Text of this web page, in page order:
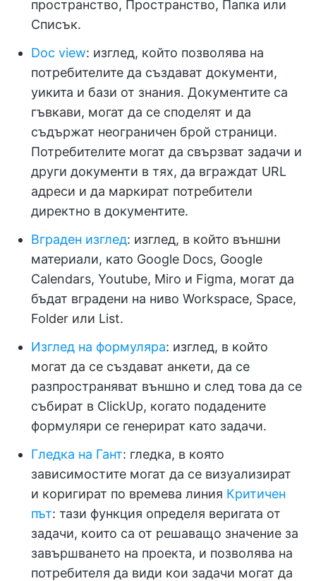
пространство, Пространство, Папка или
Списък.
Doc view: изглед, който позволява на
потребителите да създават документи,
уикита и бази от знания. Документите са
гъвкави, могат да се споделят и да
съдържат неограничен брой страници.
Потребителите могат да свързват задачи и
други документи в тях, да вграждат URL
адреси и да маркират потребители
директно в документите.
Вграден изглед: изглед, в който външни
материали, като Google Docs, Google
Calendars, Youtube, Miro и Figma, могат да
бъдат вградени на ниво Workspace, Space,
Folder или List.
Изглед на формуляра: изглед, в който
могат да се създават анкети, да се
разпространяват външно и след това да се
събират в ClickUp, когато подадените
формуляри се генерират като задачи.
Гледка на Гант: гледка, в която
зависимостите могат да се визуализират
и коригират по времева линия Критичен
път: тази функция определя веригата от
задачи, които са от решаващо значение за
завършването на проекта, и позволява на
потребителя да види кои задачи могат да